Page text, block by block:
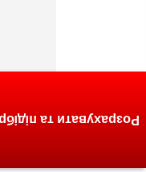
та підібрати